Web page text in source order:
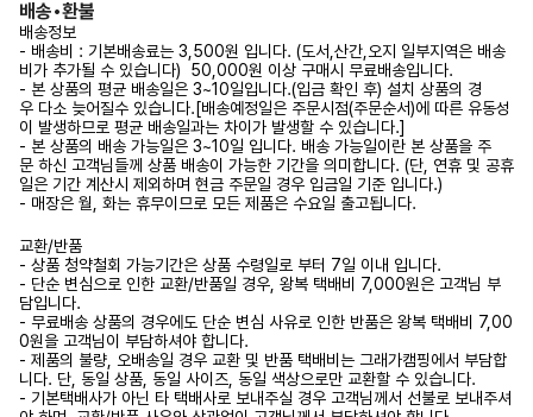
배송•환불
배송정보
- 배송비 : 기본배송료는 3,500원 입니다. (도서,산간,오지 일부지역은 배송
비가 추가될 수 있습니다) 50,000원 이상 구매시 무료배송입니다.
- 본 상품의 평균 배송일은 3~10일입니다.(입금 확인 후) 설치 상품의 경
우 다소 늦어질수 있습니다.[배송예정일은 주문시점(주문순서)에 따른 유동성
이 발생하므로 평균 배송일과는 차이가 발생할 수 있습니다.]
- 본 상품의 배송 가능일은 3~10일 입니다. 배송 가능일이란 본 상품을 주
문 하신 고객님들께 상품 배송이 가능한 기간을 의미합니다. (단, 연휴 및 공휴
일은 기간 계산시 제외하며 현금 주문일 경우 입금일 기준 입니다.)
- 매장은 월, 화는 휴무이므로 모든 제품은 수요일 출고됩니다.
교환/반품
- 상품 청약철회 가능기간은 상품 수령일로 부터 7일 이내 입니다.
- 단순 변심으로 인한 교환/반품일 경우, 왕복 택배비 7,000원은 고객님 부
담입니다.
- 무료배송 상품의 경우에도 단순 변심 사유로 인한 반품은 왕복 택배비 7,00
0원을 고객님이 부담하셔야 합니다.
- 제품의 불량, 오배송일 경우 교환 및 반품 택배비는 그래가캠핑에서 부담합
니다. 단, 동일 상품, 동일 사이즈, 동일 색상으로만 교환할 수 있습니다.
- 기본택배사가 아닌 타 택배사로 보내주실 경우 고객님께서 선불로 보내주셔